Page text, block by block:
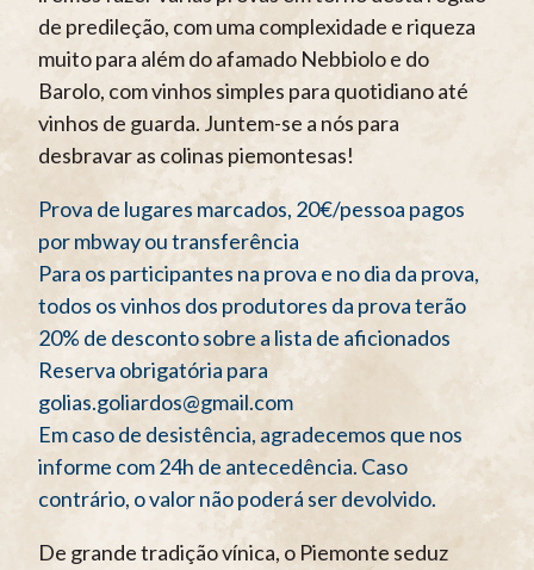
de predileção, com uma complexidade e riqueza
muito para além do afamado Nebbiolo e do
Barolo, com vinhos simples para quotidiano até
vinhos de guarda. Juntem-se a nós para
desbravar as colinas piemontesas!
Prova de lugares marcados, 20€/pessoa pagos
por mbway ou transferência
Para os participantes na prova e no dia da prova,
todos os vinhos dos produtores da prova terão
20% de desconto sobre a lista de aficionados
Reserva obrigatória para
golias.goliardos@gmail.com
Em caso de desistência, agradecemos que nos
informe com 24h de antecedência. Caso
contrário, o valor não poderá ser devolvido.
De grande tradição vínica, o Piemonte seduz